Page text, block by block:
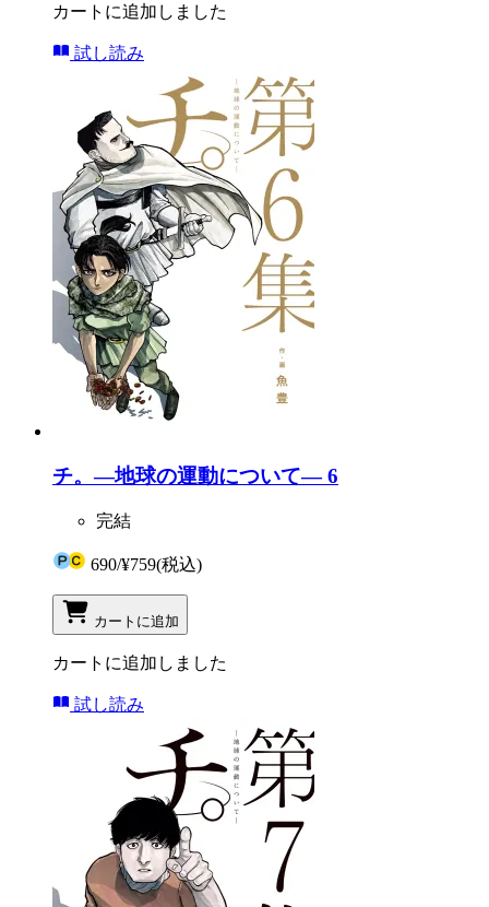
カートに追加しました
試し読み
チ。―地球の運動について― 6
完結
690/¥759(税込)
カートに追加
カートに追加しました
試し読み